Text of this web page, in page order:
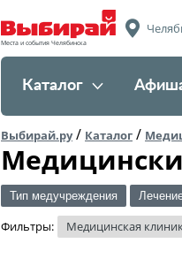
Места и события Челябинска
Каталог
Выбирай.ру/ Каталог /
Тип медучреждения
Фильтры: Медицинская